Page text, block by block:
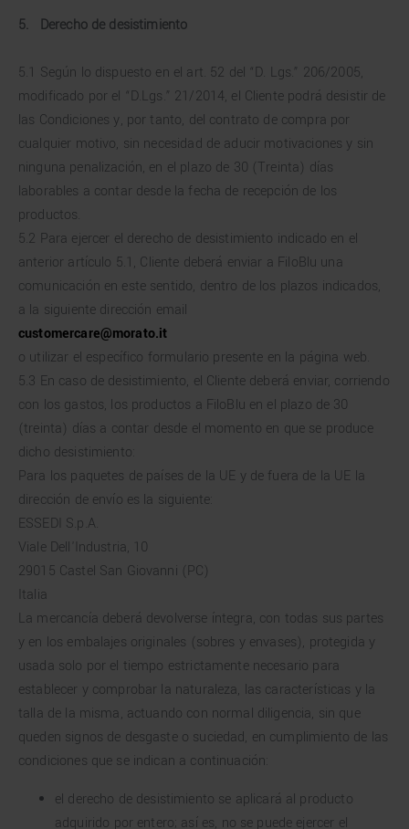
5. Derecho de desistimiento
5.1 Según lo dispuesto en el art. 52 del “D. Lgs.” 206/2005,
modificado por el “D.Lgs.” 21/2014, el Cliente podrá desistir de
las Condiciones y, por tanto, del contrato de compra por
cualquier motivo, sin necesidad de aducir motivaciones y sin
ninguna penalización, en el plazo de 30 (Treinta) días
laborables a contar desde la fecha de recepción de los
productos.
5.2 Para ejercer el derecho de desistimiento indicado en el
anterior artículo 5.1, Cliente deberá enviar a FiloBlu una
comunicación en este sentido, dentro de los plazos indicados,
a la siguiente dirección email
customercare@morato.it
o utilizar el específico formulario presente en la página web.
5.3 En caso de desistimiento, el Cliente deberá enviar, corriendo
con los gastos, los productos a FiloBlu en el plazo de 30
(treinta) días a contar desde el momento en que se produce
dicho desistimiento:
Para los paquetes de países de la UE y de fuera de la UE la
dirección de envío es la siguiente:
ESSEDI S.p.A.
Viale Dell'Industria, 10
29015 Castel San Giovanni (PC)
Italia
La mercancía deberá devolverse íntegra, con todas sus partes
y en los embalajes originales (sobres y envases), protegida y
usada solo por el tiempo estrictamente necesario para
establecer y comprobar la naturaleza, las características y la
talla de la misma, actuando con normal diligencia, sin que
queden signos de desgaste o suciedad, en cumplimiento de las
condiciones que se indican a continuación:
el derecho de desistimiento se aplicará al producto
adquirido por entero; así es, no se puede ejercer el